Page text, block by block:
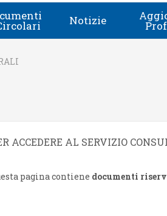
N. 4
Notizie
Video
ACCEDERE AL SERVIZIO
pagina contiene documenti